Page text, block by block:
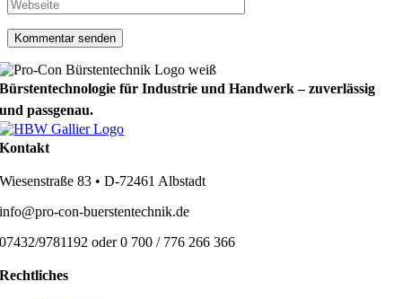
Bürstentechnologie für Industrie und Handwerk – zuverlässig
und passgenau.
Kontakt
Wiesenstraße 83 • D-72461 Albstadt
info@pro-con-buerstentechnik.de
07432/9781192 oder 0 700 / 776 266 366
Rechtliches